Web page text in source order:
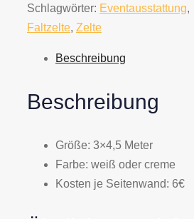
Menge
Schlagwörter: Eventausstattung,
Faltzelte, Zelte
Beschreibung
Beschreibung
Größe: 3×4,5 Meter
Farbe: weiß oder creme
Kosten je Seitenwand: 6€